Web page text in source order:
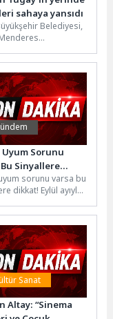
sahaya yansıdı
Belediyesi,
cadde ve
köy ve üretim
Uyum Sorunu
Sinyallere
sorunu varsa bu
dikkat! Eylül ayıyla
yeniden
bu...
Sanat
Altay: “Sinema